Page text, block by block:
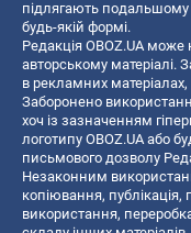
підлягають
будь-якій формі.
Редакція OBOZ.UA може
авторському матеріалі.
в рекламних
Заборонено
хоч із зазначенням
логотипу OBOZ.UA або
письмового дозволу
Незаконним
копiювання, публiкацiя,
використання,